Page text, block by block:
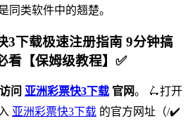
同类软件中的翘楚。
3下载极速注册指南 9分钟搞
看【保姆级教程】✅
问 亚洲彩票快3下载 官网。 🛴打开
亚洲彩票快3下载 的官方网址（/✔️